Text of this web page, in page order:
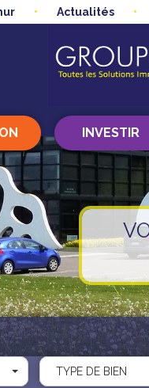
Actualités
INVESTIR
TYPE DE BIEN